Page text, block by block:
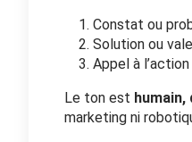
Constat ou
Solution ou
Appel à
Le ton est
marketing ni